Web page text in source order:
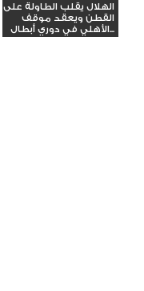
الهلال يقلب الطاولة على
القطن ويعقد موقف
الأهلي في دوري أبطال...